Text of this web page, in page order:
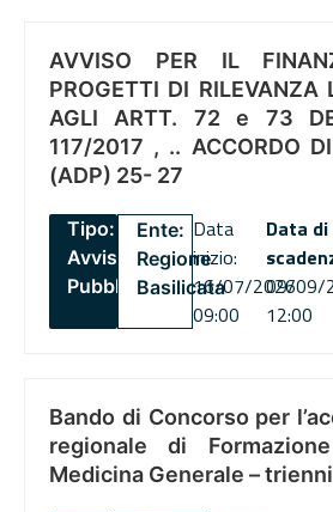
AVVISO PER IL
PROGETTI DI RILEVANZA
AGLI ARTT. 72 e 73
117/2017 , .. ACCORDO
(ADP) 25- 27
Tipo:
Avviso
Pubblico
Ente:
Regione
Basilicata
Data
inizio:
16/07/2026
09:00
Data di
09/09/
12:00
Bando di Concorso per
regionale di
Medicina Generale –